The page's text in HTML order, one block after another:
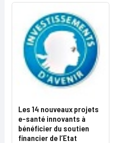
Les 14 nouveaux projets
e-santé innovants à
bénéficier du soutien
financier de l’Etat